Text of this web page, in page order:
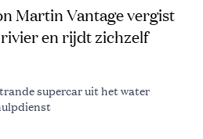
Martin Vantage vergist
en rijdt zichzelf
supercar uit het water